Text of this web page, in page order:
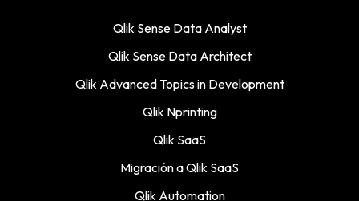
Qlik Sense Data Analyst
Qlik Sense Data Architect
Qlik Advanced Topics in Development
Qlik Nprinting
Qlik SaaS
Migración a Qlik SaaS
Qlik Automation